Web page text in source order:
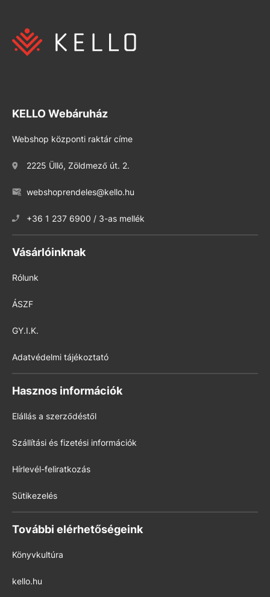
KELLO Webáruház
Webshop központi raktár címe
2225 Üllő, Zöldmező út. 2.
webshoprendeles@kello.hu
+36 1 237 6900 / 3-as mellék
Vásárlóinknak
Rólunk
ÁSZF
GY.I.K.
Adatvédelmi tájékoztató
Hasznos információk
Elállás a szerződéstől
Szállítási és fizetési információk
Hírlevél-feliratkozás
Sütikezelés
További elérhetőségeink
Könyvkultúra
kello.hu